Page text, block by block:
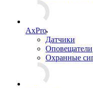
AxPro
Датчики
Оповещатели
Охранные